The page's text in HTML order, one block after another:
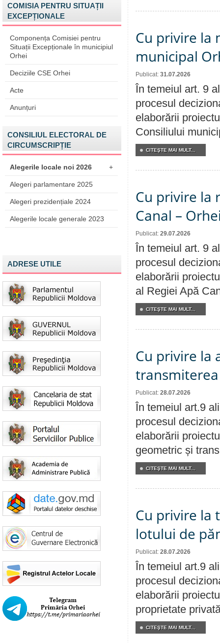
COMISIA PENTRU SITUAȚII
EXCEPȚIONALE
Componența Comisiei pentru
Situații Excepționale în municipiul
Orhei
Deciziile CSE Orhei
Acte
Anunțuri
CONSILIUL ELECTORAL DE
CIRCUMSCRIPȚIE
Alegerile locale noi 2026 +
Alegeri parlamentare 2025
Alegeri prezidențiale 2024
Alegerile locale generale 2023
ADRESE UTILE
Cu privire la
municipal
Publicat: 31.07.2026
În temeiul art. 9
procesul
elaborării
Consiliului
CITEŞTE MAI MULT...
Cu privire la
Canal –
Publicat: 29.07.2026
În temeiul art. 9
procesul
elaborării
al Regiei Apă
CITEŞTE MAI MULT...
Cu privire la
Publicat: 28.07.2026
În temeiul art.9
procesul
elaborării
geometric și
CITEŞTE MAI MULT...
Cu privire la
lotului de
Publicat: 28.07.2026
În temeiul art.9
procesul
elaborării
proprietate
CITEŞTE MAI MULT...